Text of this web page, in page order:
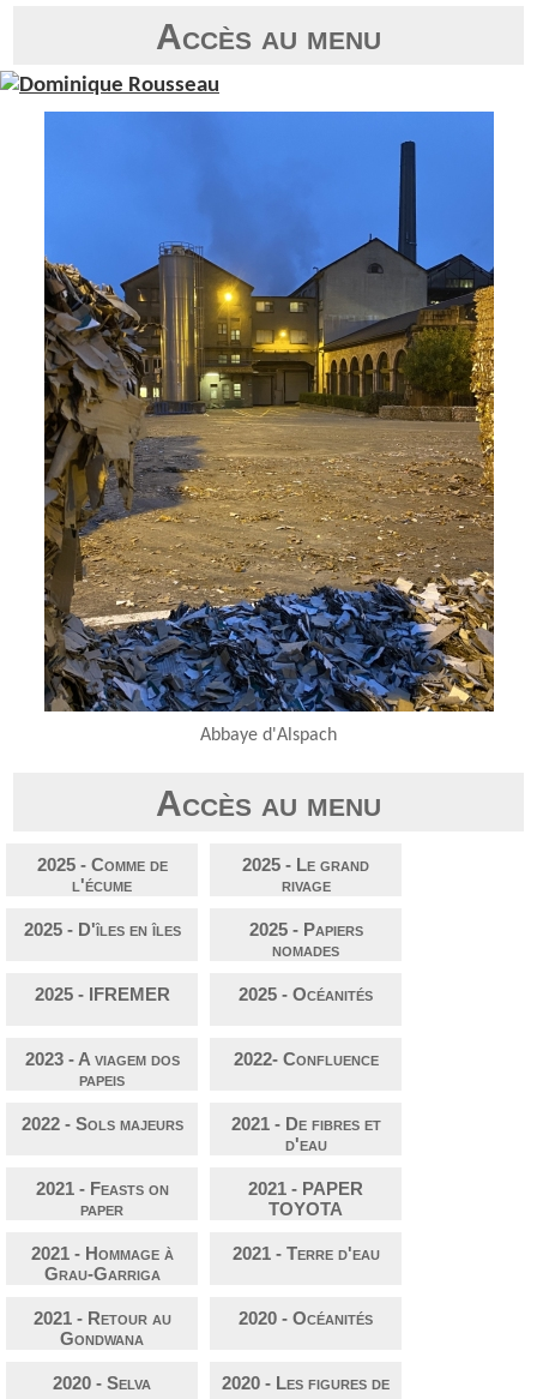
Accès au menu
Abbaye d'Alspach
Accès au menu
2025 - Comme de
l'écume
2025 - Le grand
rivage
2025 - D'îles en îles
2025 - Papiers
nomades
2025 - IFREMER 2025 - Océanités
2023 - A viagem dos
papeis
2022- Confluence
2022 - Sols majeurs
2021 - De fibres et
d'eau
2021 - Feasts on
paper
2021 - PAPER
TOYOTA
2021 - Hommage à
Grau-Garriga
2021 - Terre d'eau
2021 - Retour au
Gondwana
2020 - Océanités
2020 - Selva
2020 - Les figures de